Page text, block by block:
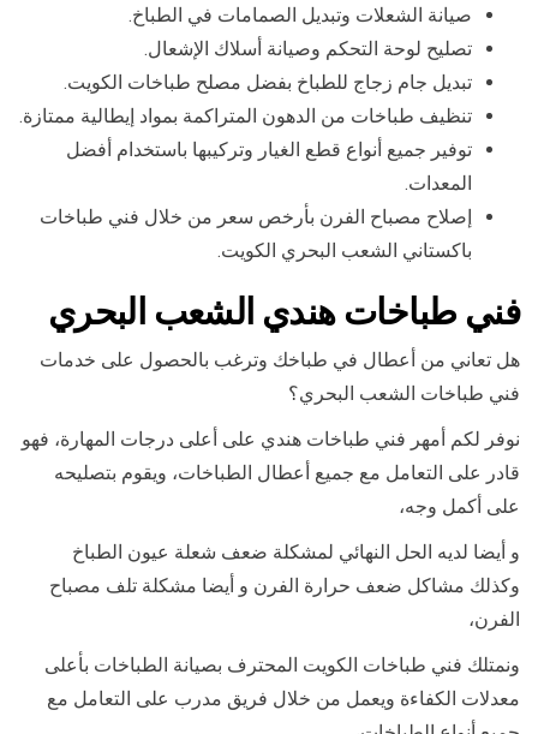
صيانة الشعلات وتبديل الصمامات في الطباخ.
تصليح لوحة التحكم وصيانة أسلاك الإشعال.
تبديل جام زجاج للطباخ بفضل مصلح طباخات الكويت.
تنظيف طباخات من الدهون المتراكمة بمواد إيطالية ممتازة.
توفير جميع أنواع قطع الغيار وتركيبها باستخدام أفضل
المعدات.
إصلاح مصباح الفرن بأرخص سعر من خلال فني طباخات
باكستاني الشعب البحري الكويت.
فني طباخات هندي الشعب البحري
هل تعاني من أعطال في طباخك وترغب بالحصول على خدمات
فني طباخات الشعب البحري؟
نوفر لكم أمهر فني طباخات هندي على أعلى درجات المهارة، فهو
قادر على التعامل مع جميع أعطال الطباخات، ويقوم بتصليحه
على أكمل وجه،
و أيضا لديه الحل النهائي لمشكلة ضعف شعلة عيون الطباخ
وكذلك مشاكل ضعف حرارة الفرن و أيضا مشكلة تلف مصباح
الفرن،
ونمتلك فني طباخات الكويت المحترف بصيانة الطباخات بأعلى
معدلات الكفاءة ويعمل من خلال فريق مدرب على التعامل مع